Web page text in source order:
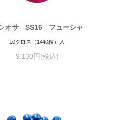
オサ SS16 フューシャ
10グロス（1440粒）入
9,130円(税込)